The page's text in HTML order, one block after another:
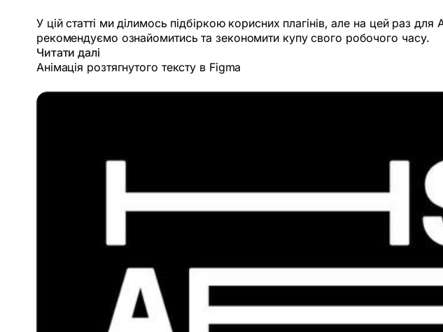
У цій статті ми ділимось підбіркою корисних плагінів, але на цей раз
рекомендуємо ознайомитись та зекономити купу свого робочого часу.
Читати далі
Анімація розтягнутого тексту в Figma